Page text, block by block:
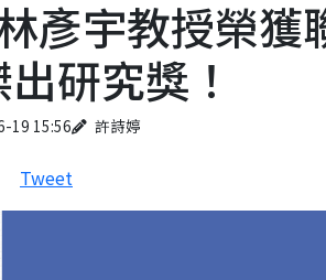
彥宇教授榮獲
研究獎！
19 15:56 許詩婷
Tweet